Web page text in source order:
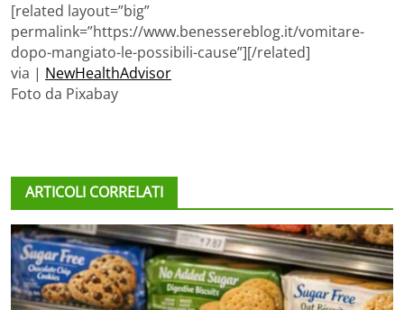
[related layout=”big”
permalink=”https://www.benessereblog.it/vomitare-
dopo-mangiato-le-possibili-cause”][/related]
via | NewHealthAdvisor
Foto da Pixabay
ARTICOLI CORRELATI